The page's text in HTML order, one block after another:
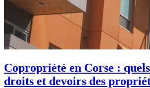
Copropriété en Corse :
droits et devoirs des